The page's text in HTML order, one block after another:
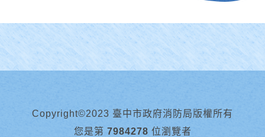
Copyright©2023 臺中市政府消防局版權所有
您是第 7984278 位瀏覽者